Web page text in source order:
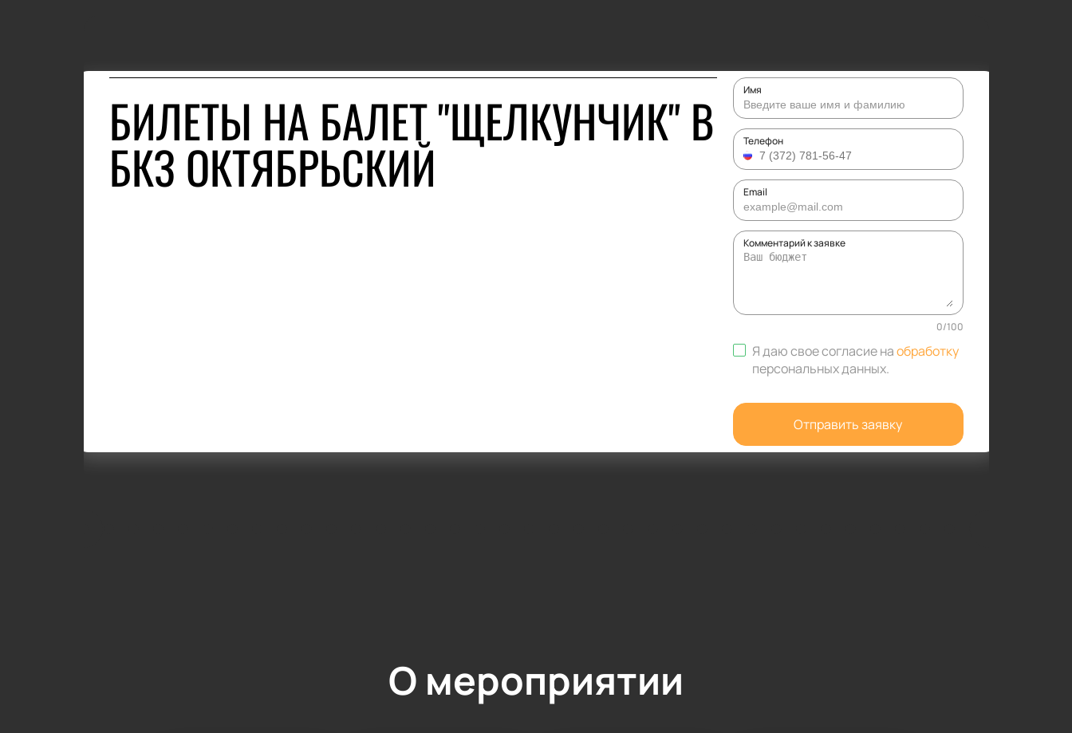
БИЛЕТЫ НА БАЛЕТ "ЩЕЛКУНЧИК" В
БКЗ ОКТЯБРЬСКИЙ
Имя
Телефон
Email
Комментарий к заявке
0/100
Я даю свое согласие наобработку
персональных данных.
Отправить заявку
О мероприятии